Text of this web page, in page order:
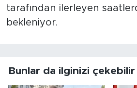
tarafından ilerleyen
bekleniyor.
Bunlar da ilginizi çekebilir